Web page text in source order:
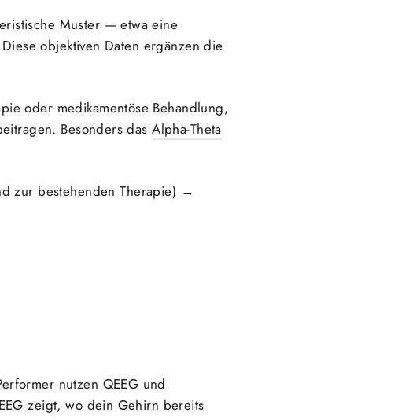
Muster — etwa eine
objektiven Daten ergänzen die
oder medikamentöse Behandlung,
Besonders dasAlpha-Theta
zur bestehenden Therapie) →
nutzen QEEG und
zeigt, wo dein Gehirn bereits